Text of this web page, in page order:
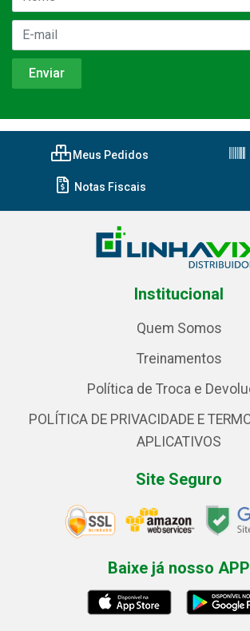
Meus Pedidos
Notas Fiscais
Institucional
Quem Somos
Treinamentos
Política de Troca e
POLÍTICA DE PRIVACIDADE E
APLICATIVOS
Site Seguro
Baixe já nosso APP